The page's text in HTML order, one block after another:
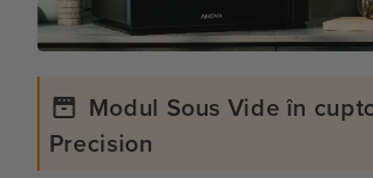
Modul Sous Vide în
Precision